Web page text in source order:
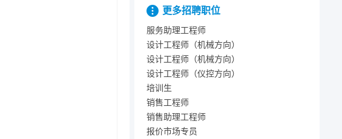
更多招聘职位
服务助理工程师
设计工程师（机械方向）
设计工程师（机械方向）
设计工程师（仪控方向）
培训生
销售工程师
销售助理工程师
报价市场专员